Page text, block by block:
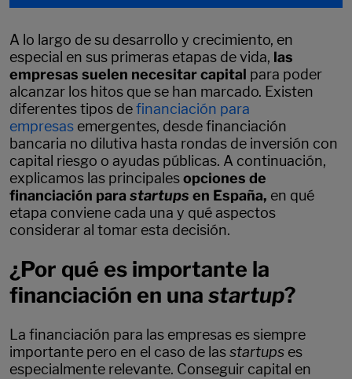
A lo largo de su desarrollo y crecimiento, en
especial en sus primeras etapas de vida, las
empresas suelen necesitar capital para poder
alcanzar los hitos que se han marcado. Existen
diferentes tipos definanciación para
empresas emergentes, desde financiación
bancaria no dilutiva hasta rondas de inversión con
capital riesgo o ayudas públicas. A continuación,
explicamos las principalesopciones de
financiación para startups en España, en qué
etapa conviene cada una y qué aspectos
considerar al tomar esta decisión.
¿Por qué es importante la
financiación en una startup?
La financiación para las empresas es siempre
importante pero en el caso de lasstartups es
especialmente relevante. Conseguir capital en